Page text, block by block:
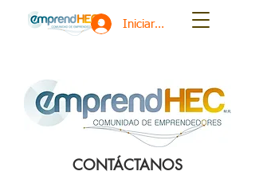
Iniciar sesión
CONTÁCTANOS